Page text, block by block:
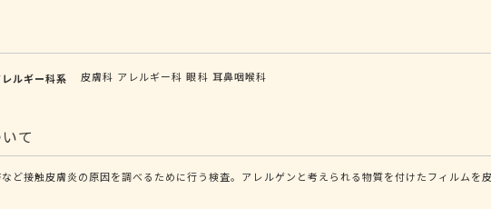
ルギー科系 皮膚科 アレルギー科 眼科 耳鼻咽喉科
て
ど接触皮膚炎の原因を調べるために行う検査。アレルゲンと考えられる物質を付けたフィルム